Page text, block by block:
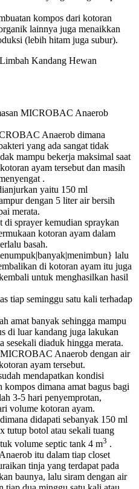
kompos dari kotoran
lainnya juga menaikkan
(lebih hitam juga subur).
MICROBAC Anaerob
Anaerob dimana
yang ada sangat tidak
mampu bekerja maksimal saat
ayam tersebut dan masih
.
yaitu 150 ml
dengan 5 liter air bersih
merata.
di sprayer kemudian spraykan
kotoran ayam dalam
basah.
lalu
di kotoran ayam itu juga
untuk menghasilkan hasil
tiap seminggu satu kali terhadap
amat banyak sehingga mampu
di luar kandang juga lakukan
sesekali diaduk hingga merata.
Anaerob dengan air
ayam tersebut.
mendapatkan kondisi
kompos dimana amat bagus bagi
3-5 hari penyemprotan,
volume kotoran ayam.
didapati sebanyak 150 ml
botol atau sekali tuang
volume septic tank 4 m3 .
itu dalam tiap closet
tinja yang terdapat pada
baunya, lalu siram dengan air